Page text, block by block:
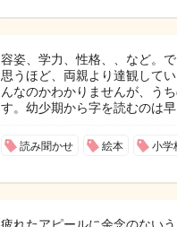
容姿、学力、性格、、など。
思うほど、両親より達観して
んなのかわかりませんが、う
す。幼少期から字を読むのは
読み聞かせ 絵本 小学